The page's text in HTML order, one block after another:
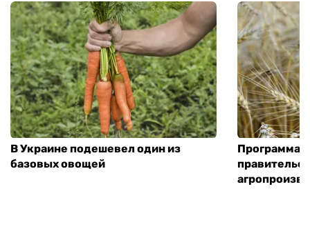
В Украине подешевел один из
базовых овощей
Программа